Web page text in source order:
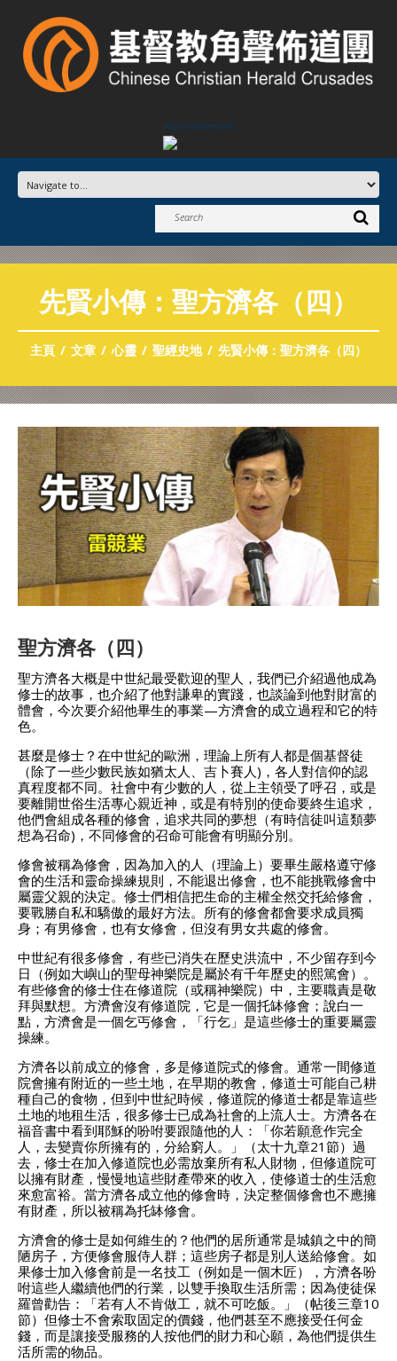
Advertisement
先賢小傳：聖方濟各（四）
主頁 文章 心靈 聖經史地 先賢小傳：聖方濟各（四）
聖方濟各（四）
聖方濟各大概是中世紀最受歡迎的聖人，我們已介紹過他成為
修士的故事，也介紹了他對謙卑的實踐，也談論到他對財富的
體會，今次要介紹他畢生的事業—方濟會的成立過程和它的特
色。
甚麼是修士？在中世紀的歐洲，理論上所有人都是個基督徒
（除了一些少數民族如猶太人、吉卜賽人)，各人對信仰的認
真程度都不同。社會中有少數的人，從上主領受了呼召，或是
要離開世俗生活專心親近神，或是有特別的使命要終生追求，
他們會組成各種的修會，追求共同的夢想（有時信徒叫這類夢
想為召命)，不同修會的召命可能會有明顯分別。
修會被稱為修會，因為加入的人（理論上）要畢生嚴格遵守修
會的生活和靈命操練規則，不能退出修會，也不能挑戰修會中
屬靈父親的決定。修士們相信把生命的主權全然交托給修會，
要戰勝自私和驕傲的最好方法。所有的修會都會要求成員獨
身；有男修會，也有女修會，但沒有男女共處的修會。
中世紀有很多修會，有些已消失在歷史洪流中，不少留存到今
日（例如大嶼山的聖母神樂院是屬於有千年歷史的熙篤會）。
有些修會的修士住在修道院（或稱神樂院）中，主要職責是敬
拜與默想。方濟會沒有修道院，它是一個托缽修會；說白一
點，方濟會是一個乞丐修會，「行乞」是這些修士的重要屬靈
操練。
方濟各以前成立的修會，多是修道院式的修會。通常一間修道
院會擁有附近的一些土地，在早期的教會，修道士可能自己耕
種自己的食物，但到中世紀時候，修道院的修道士都是靠這些
土地的地租生活，很多修士已成為社會的上流人士。方濟各在
福音書中看到耶穌的吩咐要跟隨他的人：「你若願意作完全
人，去變賣你所擁有的，分給窮人。」（太十九章21節）過
去，修士在加入修道院也必需放棄所有私人財物，但修道院可
以擁有財產，慢慢地這些財產帶來的收入，使修道士的生活愈
來愈富裕。當方濟各成立他的修會時，決定整個修會也不應擁
有財產，所以被稱為托缽修會。
方濟會的修士是如何維生的？他們的居所通常是城鎮之中的簡
陋房子，方便修會服侍人群；這些房子都是別人送給修會。如
果修士加入修會前是一名技工（例如是一個木匠），方濟各吩
咐這些人繼續他們的行業，以雙手換取生活所需；因為使徒保
羅曾勸告：「若有人不肯做工，就不可吃飯。」（帖後三章10
節）但修士不會索取固定的價錢，他們甚至不應接受任何金
錢，而是讓接受服務的人按他們的財力和心願，為他們提供生
活所需的物品。